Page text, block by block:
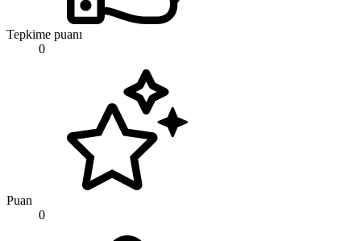
Tepkime puanı
0
Puan
0